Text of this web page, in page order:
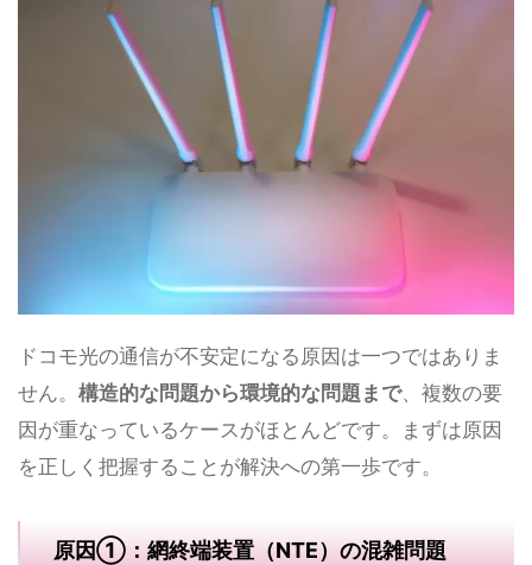
ドコモ光の通信が不安定になる原因は一つではありま
せん。 構造的な問題から環境的な問題まで、複数の要
因が重なっているケースがほとんどです。まずは原因
を正しく把握することが解決への第一歩です。
原因①：網終端装置（NTE）の混雑問題